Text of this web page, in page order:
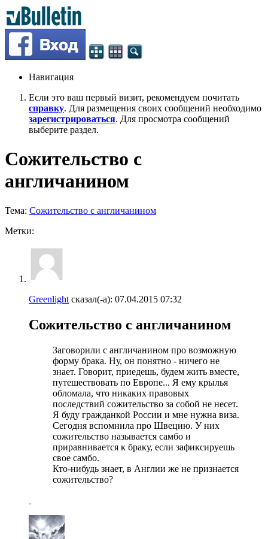
Навигация
Если это ваш первый визит, рекомендуем почитать
справку. Для размещения своих сообщений необходимо
зарегистрироваться. Для просмотра сообщений
выберите раздел.
Сожительство с
англичанином
Тема: Сожительство с англичанином
Метки:
Greenlight сказал(-а): 07.04.2015 07:32
Сожительство с англичанином
Заговорили с англичанином про возможную
форму брака. Ну, он понятно - ничего не
знает. Говорит, приедешь, будем жить вместе,
путешествовать по Европе... Я ему крылья
обломала, что никаких правовых
последствий сожительство за собой не несет.
Я буду гражданкой России и мне нужна виза.
Сегодня вспомнила про Швецию. У них
сожительство называется самбо и
приравнивается к браку, если зафиксируешь
свое самбо.
Кто-нибудь знает, в Англии же не признается
сожительство?